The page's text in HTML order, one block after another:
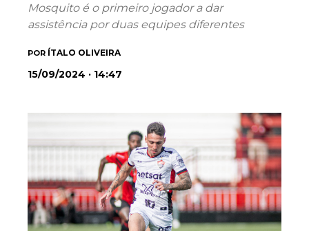
Mosquito é o primeiro jogador a dar
assistência por duas equipes diferentes
POR ÍTALO OLIVEIRA
15/09/2024 · 14:47